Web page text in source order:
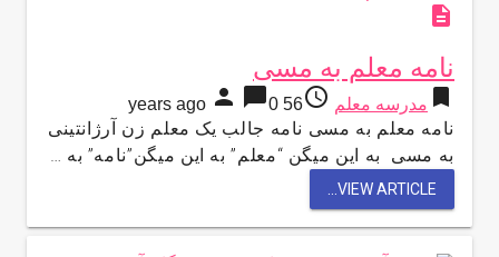
description
نامه معلم به مسی
bookmark مدرسه معلم access_time
56 years ago
person chat_bubble0
نامه معلم به مسی نامه جالب یک معلم زن آرژانتینی
به مسی به این میگن “معلم” به این میگن”نامه” به …
VIEW ARTICLE...